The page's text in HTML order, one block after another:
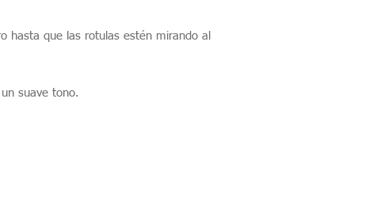
hasta que las rotulas estén mirando al
suave tono.